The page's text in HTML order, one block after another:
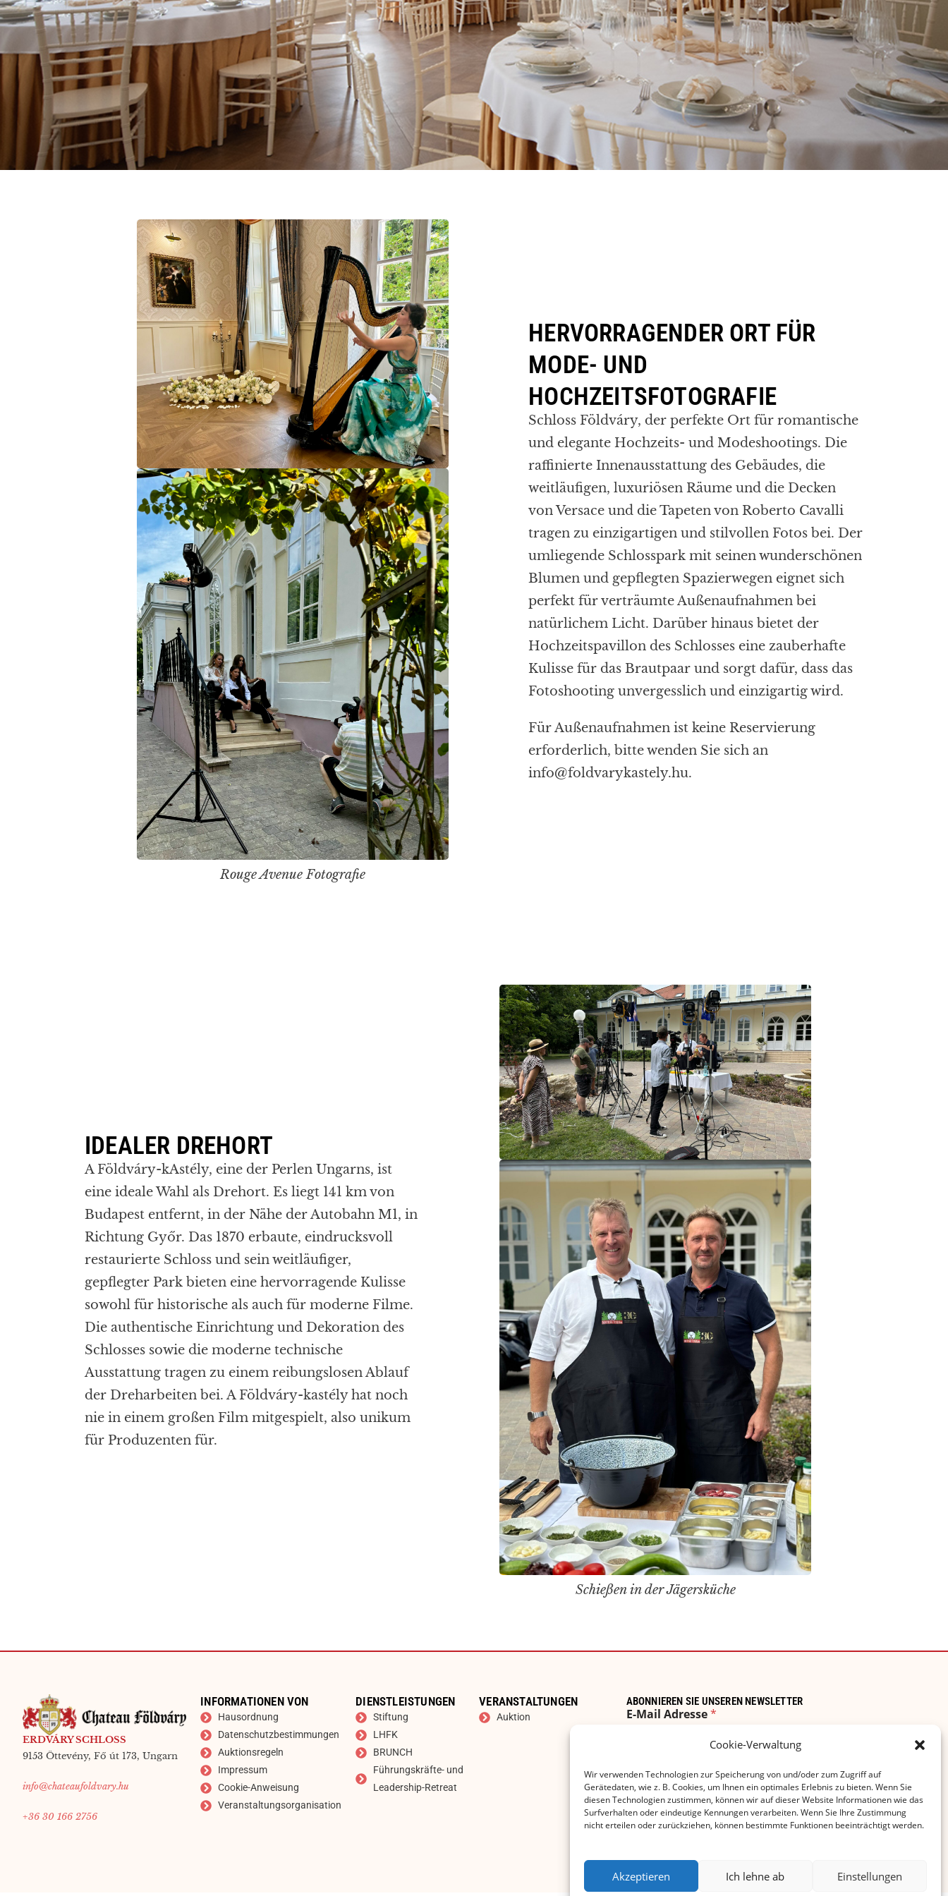
Cookie-Verwaltung
Wir verwenden Technologien zur Speicherung von und/oder zum Zugriff auf
Gerätedaten, wie z. B. Cookies, um Ihnen ein optimales Erlebnis zu bieten. Wenn Sie
diesen Technologien zustimmen, können wir auf dieser Website Informationen wie das
Surfverhalten oder eindeutige Kennungen verarbeiten. Wenn Sie Ihre Zustimmung
nicht erteilen oder zurückziehen, können bestimmte Funktionen beeinträchtigt werden.
Akzeptieren Ich lehne ab Einstellungen
HERVORRAGENDER ORT FÜR
MODE- UND
HOCHZEITSFOTOGRAFIE
Schloss Földváry, der perfekte Ort für romantische
und elegante Hochzeits- und Modeshootings. Die
raffinierte Innenausstattung des Gebäudes, die
weitläufigen, luxuriösen Räume und die Decken
von Versace und die Tapeten von Roberto Cavalli
tragen zu einzigartigen und stilvollen Fotos bei. Der
umliegende Schlosspark mit seinen wunderschönen
Blumen und gepflegten Spazierwegen eignet sich
perfekt für verträumte Außenaufnahmen bei
natürlichem Licht. Darüber hinaus bietet der
Hochzeitspavillon des Schlosses eine zauberhafte
Kulisse für das Brautpaar und sorgt dafür, dass das
Fotoshooting unvergesslich und einzigartig wird.
Für Außenaufnahmen ist keine Reservierung
erforderlich, bitte wenden Sie sich an
info@foldvarykastely.hu.
Rouge Avenue Fotografie
Schießen in der Jägersküche
IDEALER DREHORT
AFöldváry-kAstély, eine der Perlen Ungarns, ist
eine ideale Wahl als Drehort. Es liegt 141 km von
Budapest entfernt, in der Nähe der Autobahn M1, in
Richtung Győr. Das 1870 erbaute, eindrucksvoll
restaurierte Schloss und sein weitläufiger,
gepflegter Park bieten eine hervorragende Kulisse
sowohl für historische als auch für moderne Filme.
Die authentische Einrichtung und Dekoration des
Schlosses sowie die moderne technische
Ausstattung tragen zu einem reibungslosen Ablauf
der Dreharbeiten bei. AFöldváry-kastély hat noch
nie in einem großen Film mitgespielt, alsounikum
für Produzentenfür.
ERDVÁRY SCHLOSS
9153 Öttevény, Fő út 173, Ungarn
info@chateaufoldvary.hu
+36 30 166 2756
INFORMATIONEN VON
Hausordnung
Datenschutzbestimmungen
Auktionsregeln
Impressum
Cookie-Anweisung
Veranstaltungsorganisation
DIENSTLEISTUNGEN
Stiftung
LHFK
BRUNCH
Führungskräfte- und
Leadership-Retreat
VERANSTALTUNGEN
Auktion
ABONNIEREN SIE UNSEREN NEWSLETTER
E-Mail Adresse*
Ich akzeptiere die Datenschutzbestimmungen!